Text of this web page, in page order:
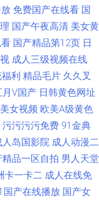
免费国产在线看 国
国产午夜高清 美女黄
国产精品第12页 日
成人三级视频在线
利 精品毛片 久久叉
V国产 日韩黄色网址
女视频 欧美A级黄色
污污污污免费 91金典
人岛国影院 成人动漫二
精品一区自拍 男人天堂
卡一卡二 成人在线免
国产在线播放 国产女